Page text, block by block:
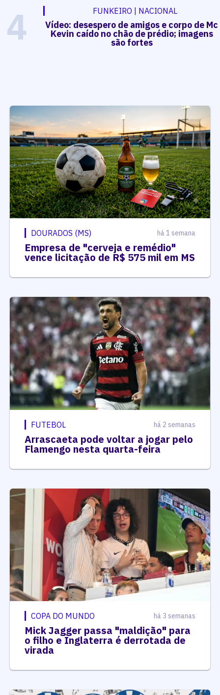
4 FUNKEIRO | NACIONAL
Vídeo: desespero de amigos e corpo de Mc
Kevin caído no chão de prédio; imagens
são fortes
DOURADOS (MS) há 1 semana
Empresa de "cerveja e remédio"
vence licitação de R$ 575 mil em MS
FUTEBOL há 2 semanas
Arrascaeta pode voltar a jogar pelo
Flamengo nesta quarta-feira
COPA DO MUNDO há 3 semanas
Mick Jagger passa "maldição" para
o filho e Inglaterra é derrotada de
virada